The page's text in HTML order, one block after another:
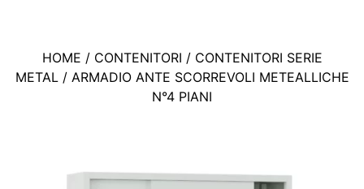
HOME / CONTENITORI / CONTENITORI SERIE
METAL/ ARMADIO ANTE SCORREVOLI METEALLICHE
N°4 PIANI